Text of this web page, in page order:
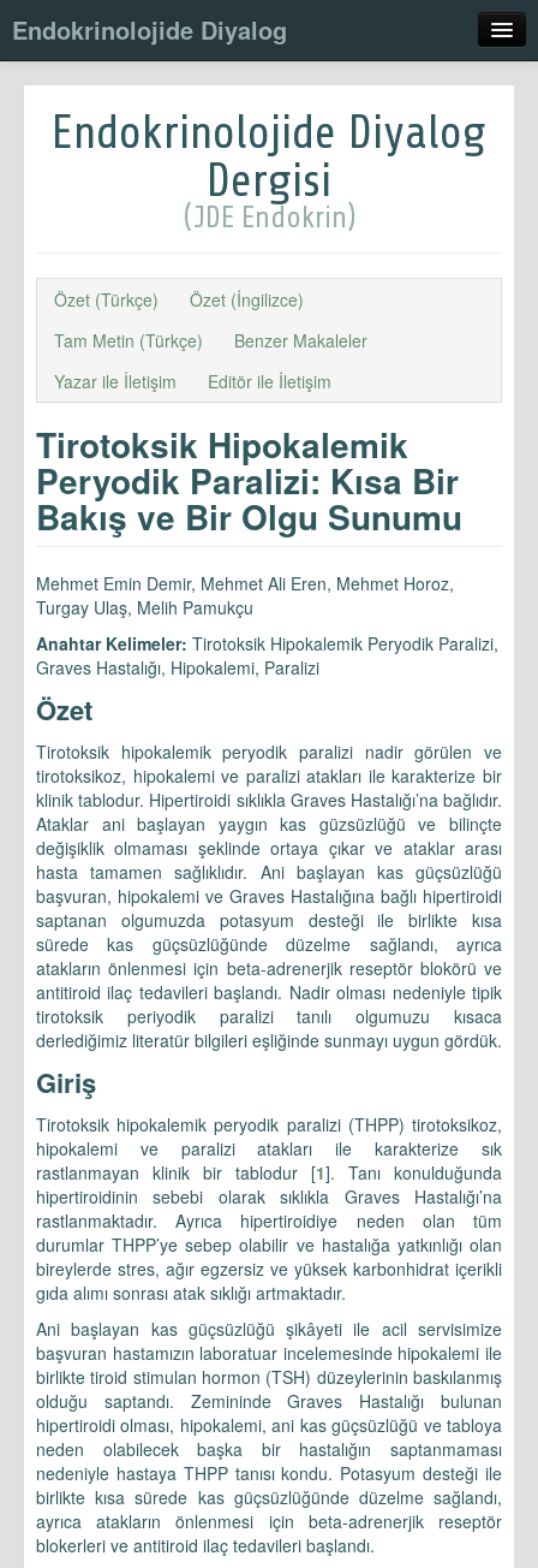
Endokrinolojide Diyalog
Hakkında
Endokrinolojide Diyalog
Dergisi
(JDE Endokrin)
Özet (Türkçe)
Özet (İngilizce)
Tam Metin (Türkçe)
Benzer Makaleler
Yazar ile İletişim
Editör ile İletişim
Tirotoksik Hipokalemik
Peryodik Paralizi: Kısa Bir
Bakış ve Bir Olgu Sunumu
Mehmet Emin Demir, Mehmet Ali Eren, Mehmet Horoz,
Turgay Ulaş, Melih Pamukçu
Anahtar Kelimeler: Tirotoksik Hipokalemik Peryodik Paralizi,
Graves Hastalığı, Hipokalemi, Paralizi
Özet
Tirotoksik hipokalemik peryodik paralizi nadir görülen ve
tirotoksikoz, hipokalemi ve paralizi atakları ile karakterize bir
klinik tablodur. Hipertiroidi sıklıkla Graves Hastalığı’na bağlıdır.
Ataklar ani başlayan yaygın kas güzsüzlüğü ve bilinçte
değişiklik olmaması şeklinde ortaya çıkar ve ataklar arası
hasta tamamen sağlıklıdır. Ani başlayan kas güçsüzlüğü
başvuran, hipokalemi ve Graves Hastalığına bağlı hipertiroidi
saptanan olgumuzda potasyum desteği ile birlikte kısa
sürede kas güçsüzlüğünde düzelme sağlandı, ayrıca
atakların önlenmesi için beta-adrenerjik reseptör blokörü ve
antitiroid ilaç tedavileri başlandı. Nadir olması nedeniyle tipik
tirotoksik periyodik paralizi tanılı olgumuzu kısaca
derlediğimiz literatür bilgileri eşliğinde sunmayı uygun gördük.
Giriş
Tirotoksik hipokalemik peryodik paralizi (THPP) tirotoksikoz,
hipokalemi ve paralizi atakları ile karakterize sık
rastlanmayan klinik bir tablodur [1]. Tanı konulduğunda
hipertiroidinin sebebi olarak sıklıkla Graves Hastalığı’na
rastlanmaktadır. Ayrıca hipertiroidiye neden olan tüm
durumlar THPP’ye sebep olabilir ve hastalığa yatkınlığı olan
bireylerde stres, ağır egzersiz ve yüksek karbonhidrat içerikli
gıda alımı sonrası atak sıklığı artmaktadır.
Ani başlayan kas güçsüzlüğü şikâyeti ile acil servisimize
başvuran hastamızın laboratuar incelemesinde hipokalemi ile
birlikte tiroid stimulan hormon (TSH) düzeylerinin baskılanmış
olduğu saptandı. Zemininde Graves Hastalığı bulunan
hipertiroidi olması, hipokalemi, ani kas güçsüzlüğü ve tabloya
neden olabilecek başka bir hastalığın saptanmaması
nedeniyle hastaya THPP tanısı kondu. Potasyum desteği ile
birlikte kısa sürede kas güçsüzlüğünde düzelme sağlandı,
ayrıca atakların önlenmesi için beta-adrenerjik reseptör
blokerleri ve antitiroid ilaç tedavileri başlandı.